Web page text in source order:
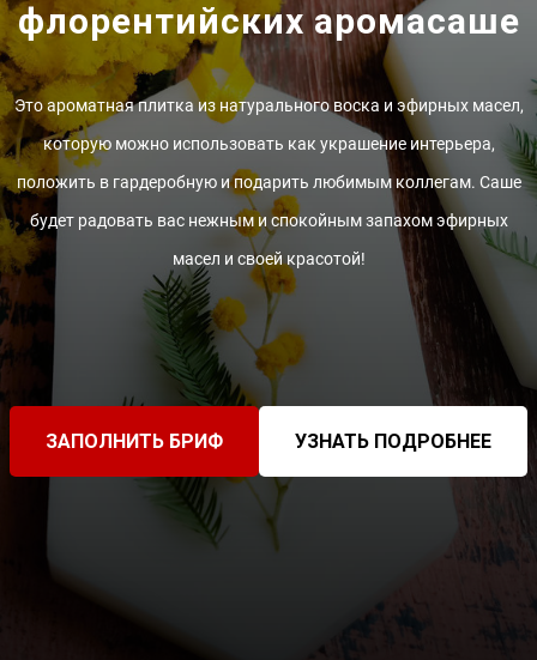
флорентийских аромасаше
Это ароматная плитка из натурального воска и эфирных масел,
которую можно использовать как украшение интерьера,
положить в гардеробную и подарить любимым коллегам. Саше
будет радовать вас нежным и спокойным запахом эфирных
масел и своей красотой!
ЗАПОЛНИТЬ БРИФ УЗНАТЬ ПОДРОБНЕЕ